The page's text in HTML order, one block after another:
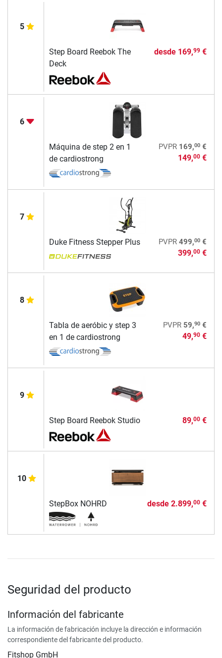
5
Step Board Reebok The
Deck
desde 169,99€
6
Máquina de step 2 en 1
de cardiostrong
PVPR 169,00€
149,00€
7
Duke Fitness Stepper Plus PVPR 499,00€
399,00€
8
Tabla de aeróbic y step 3
en 1 de cardiostrong
PVPR 59,90€
49,90€
9
Step Board Reebok Studio 89,00€
10
StepBox NOHRD desde 2.899,00€
Seguridad del producto
Información del fabricante
La información de fabricación incluye la dirección e información
correspondiente del fabricante del producto.
Fitshop GmbH